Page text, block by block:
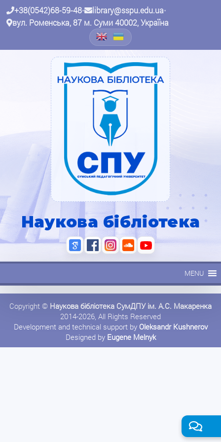
+38(0542)68-59-48• library@sspu.edu.ua•
вул. Роменська, 87 м. Суми 40002, Україна
Наукова бібліотека
MENU
Copyright © Наукова бібліотека СумДПУ ім. А.С. Макаренка
2014-2026, All Rights Reserved
Development and technical support by Oleksandr Kushnerov
Designed by Eugene Melnyk